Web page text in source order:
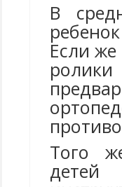
В
Если же
Того